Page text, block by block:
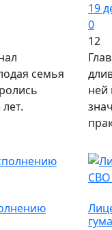
семья
19
0
12
ней